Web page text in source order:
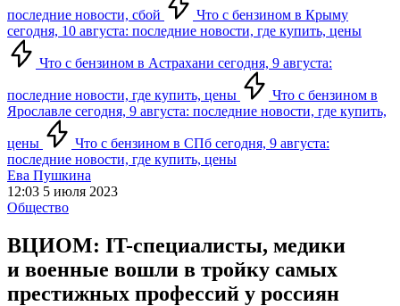
последние новости, сбой
Что с бензином в Крыму
сегодня, 10 августа: последние новости, где купить, цены
Что с бензином в Астрахани сегодня, 9 августа:
последние новости, где купить, цены
Что с бензином в
Ярославле сегодня, 9 августа: последние новости, где купить,
цены
Что с бензином в СПб сегодня, 9 августа:
последние новости, где купить, цены
Ева Пушкина
12:03 5 июля 2023
Общество
ВЦИОМ: IT-специалисты, медики
и военные вошли в тройку самых
престижных профессий у россиян